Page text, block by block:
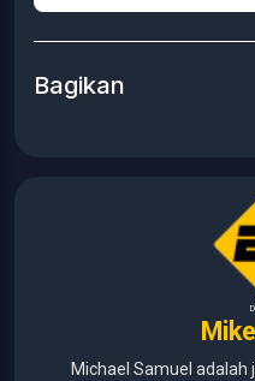
Bagikan
Michael Samuel